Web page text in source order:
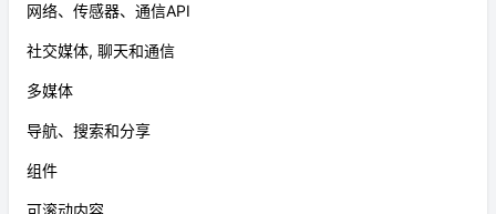
网络、传感器、通信API
社交媒体, 聊天和通信
多媒体
导航、搜索和分享
组件
可滚动内容